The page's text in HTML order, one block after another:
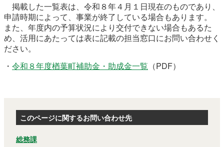
町役場・施設 広報・広聴
復興・計画 ふるさと納税
掲載した一覧表は、令和８年４月１日現在のものであり、
申請時期によって、事業が終了している場合もあります。
また、年度内の予算状況により交付できない場合もあるた
め、活用にあたっては表に記載の担当窓口にお問い合わせく
ださい。
・ 令和８年度楢葉町補助金・助成金一覧 （PDF）
このページに関するお問い合わせ先
総務課